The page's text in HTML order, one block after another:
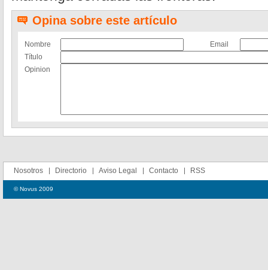
Opina sobre este artículo
Nombre
Email
Título
Opinion
Nosotros Directorio Aviso Legal Contacto RSS
© Novus 2009